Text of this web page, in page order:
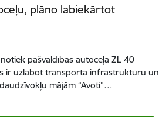
plāno labiekārtot
pašvaldības autoceļa ZL 40
ir uzlabot transporta infrastruktūru un
mājām “Avoti”…